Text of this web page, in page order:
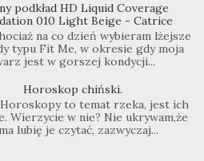
podkład HD Liquid Coverage
010 Light Beige - Catrice
na co dzień wybieram lżejsze
typu Fit Me, w okresie gdy moja
jest w gorszej kondycji...
Horoskop chiński.
Horoskopy to temat rzeka, jest ich
Wierzycie w nie? Nie ukrywam,że
lubię je czytać, zazwyczaj...